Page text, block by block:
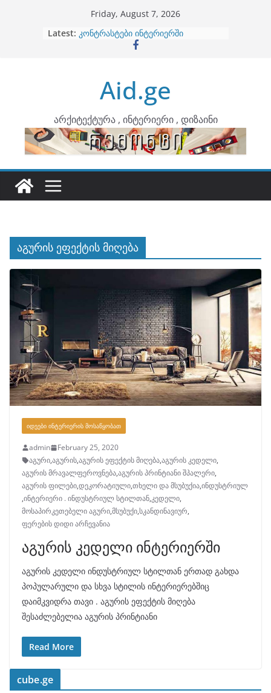
Friday, August 7, 2026
Latest: ბინების გაერთიანება
კონტრასტები ინტერიერში
ინტერიერის დიზიანი
არტემიდი წარმოგიდგენთ
Aid.ge
არქიტექტურა , ინტერიერი , დიზაინი
აგურის ეფექტის მიღება
ᲘᲓᲔᲔᲑᲘ ᲘᲜᲢᲔᲠᲘᲔᲠᲘᲡ ᲛᲝᲡᲐᲬᲧᲝᲑᲐᲗ
admin
February 25, 2020
აგური,აგურის,აგურის ეფექტის მიღება,აგურის კედელი,
აგურის მრავალფეროვნება,აგურის პრინტიანი შპალერი,
აგურის ფილები,დეკორატიული,თხელი და მსუბუქია,ინდუსტრიულ
,ინტერიერი . ინდუსტრიულ სტილთან,კედელი,
მოსაპირკეთებელი აგური,მსუბუქი,სკანდინავიურ,
ფერების დიდი არჩევანია
აგურის კედელი ინტერიერში
აგურის კედელი ინდუსტრიულ სტილთან ერთად გახდა
პოპულარული და სხვა სტილის ინტერიერებშიც
დაიმკვიდრა თავი . აგურის ეფექტის მიღება
შესაძლებელია აგურის პრინტიანი
Read More
cube.ge